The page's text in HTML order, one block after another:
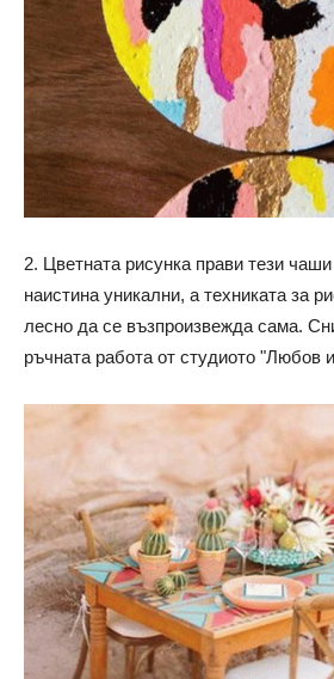
2. Цветната рисунка прави тези
наистина уникални, а техниката за
лесно да се възпроизвежда сама.
ръчната работа от студиото "Любов